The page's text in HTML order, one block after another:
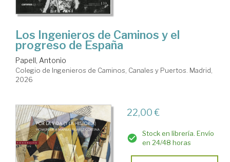
Los Ingenieros de Caminos y el
progreso de España
Papell, Antonio
Colegio de Ingenieros de Caminos, Canales y Puertos. Madrid,
2026
22,00 €
Stock en librería. Envío
en 24/48 horas